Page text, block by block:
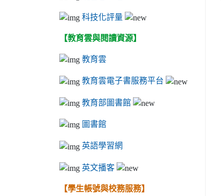
科技化評量
【教育雲與閱讀資源】
教育雲
教育雲電子書服務平台
教育部圖書館
圖書館
英語學習網
英文播客
【學生帳號與校務服務】